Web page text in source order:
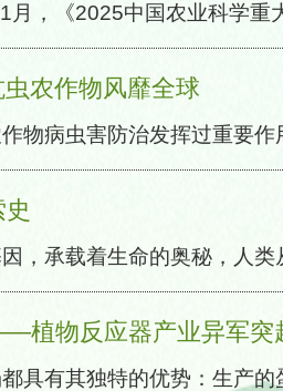
月，《2025中国农业科学重
植的智慧株型基因”入选十
、李继刚团队完成，于2024
出lac1基因，破解了玉米“上
基因（发表于《科学》杂志
之后取得的又一重大突破。[
农作物风靡全球
物病虫害防治发挥过重要
，如增加生产成本、农药残
等，特别是长期喷施农药会
都无法杀死害虫。
，承载着生命的奥秘，人
认识经历了一段曲折漫长的
[详情]
植物反应器产业异军突
具有其独特的优势：生产